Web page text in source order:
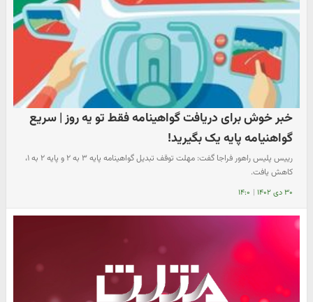
خبر خوش برای دریافت گواهینامه فقط تو یه روز | سریع
گواهنیامه پایه یک بگیرید!
رییس پلیس راهور فراجا گفت: مهلت توقف تبدیل گواهینامه پایه ۳ به ۲ و پایه ۲ به ۱،
کاهش یافت.
۳۰ دی ۱۴۰۲ | ۱۴:۰